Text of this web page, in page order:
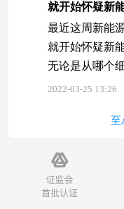
就开始怀疑新
最近这周新能
就开始怀疑新
无论是从哪个
市场预期都是
发电、光伏发
一个长青行业
调期，可以趁
新能源
2022-03-25 13:26
至